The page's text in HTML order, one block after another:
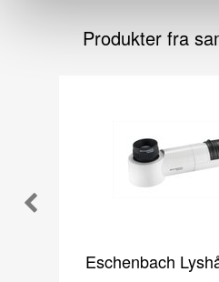
Produkter fra
Eschenbach